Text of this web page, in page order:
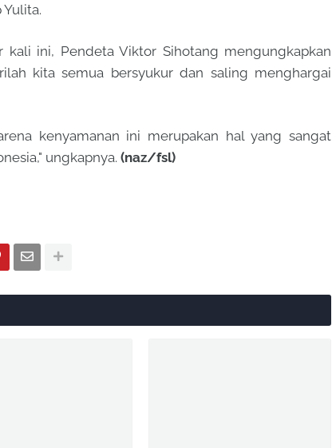
ini, Pendeta Viktor Sihotang mengungkapkan
kita semua bersyukur dan saling menghargai
kenyamanan ini merupakan hal yang sangat
ungkapnya. (naz/fsl)